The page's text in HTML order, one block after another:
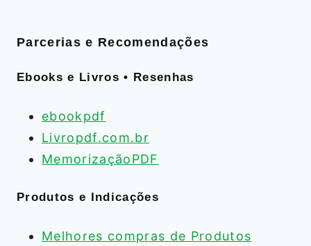
Parcerias e Recomendações
Ebooks e Livros • Resenhas
ebookpdf
Livropdf.com.br
MemorizaçãoPDF
Produtos e Indicações
Melhores compras de Produtos